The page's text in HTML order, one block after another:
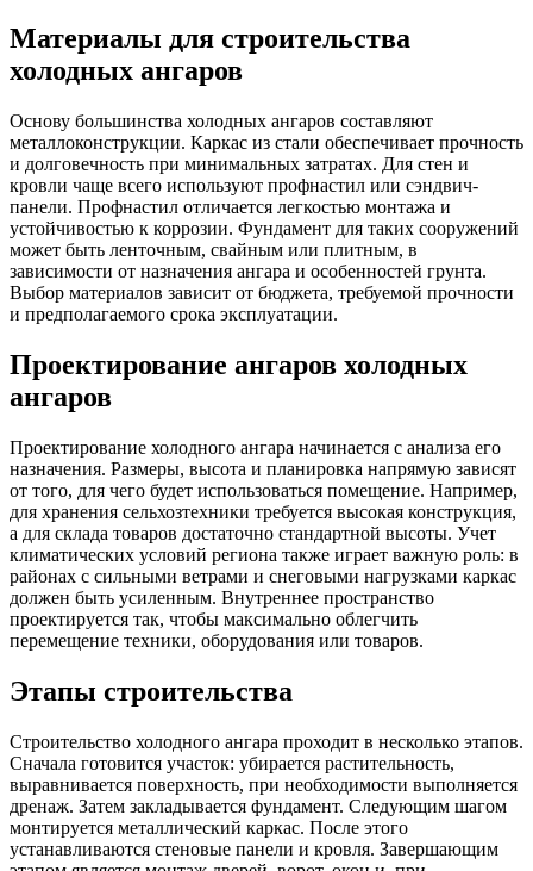
Материалы для строительства
холодных ангаров
Основу большинства холодных ангаров составляют
металлоконструкции. Каркас из стали обеспечивает прочность
и долговечность при минимальных затратах. Для стен и
кровли чаще всего используют профнастил или сэндвич-
панели. Профнастил отличается легкостью монтажа и
устойчивостью к коррозии. Фундамент для таких сооружений
может быть ленточным, свайным или плитным, в
зависимости от назначения ангара и особенностей грунта.
Выбор материалов зависит от бюджета, требуемой прочности
и предполагаемого срока эксплуатации.
Проектирование ангаров холодных
ангаров
Проектирование холодного ангара начинается с анализа его
назначения. Размеры, высота и планировка напрямую зависят
от того, для чего будет использоваться помещение. Например,
для хранения сельхозтехники требуется высокая конструкция,
а для склада товаров достаточно стандартной высоты. Учет
климатических условий региона также играет важную роль: в
районах с сильными ветрами и снеговыми нагрузками каркас
должен быть усиленным. Внутреннее пространство
проектируется так, чтобы максимально облегчить
перемещение техники, оборудования или товаров.
Этапы строительства
Строительство холодного ангара проходит в несколько этапов.
Сначала готовится участок: убирается растительность,
выравнивается поверхность, при необходимости выполняется
дренаж. Затем закладывается фундамент. Следующим шагом
монтируется металлический каркас. После этого
устанавливаются стеновые панели и кровля. Завершающим